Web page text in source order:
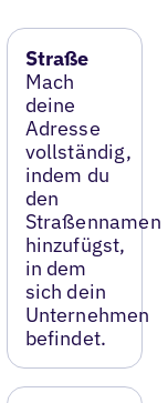
Straße
Mach
deine
Adresse
vollständig,
indem du
den
Straßennamen
hinzufügst,
in dem
sich dein
Unternehmen
befindet.